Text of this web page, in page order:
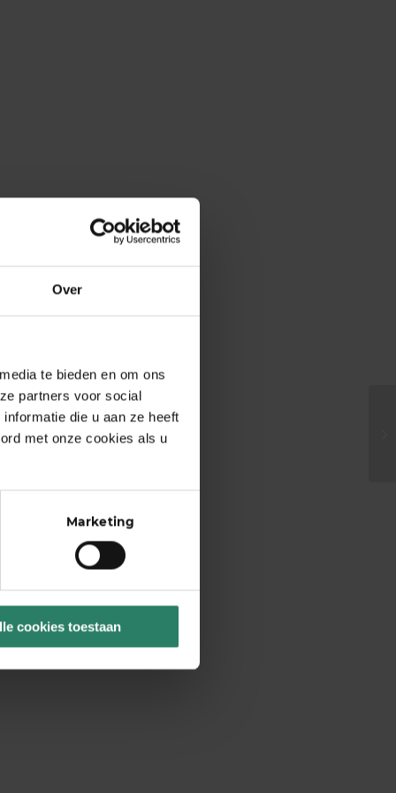
Over
te bieden en om ons
partners voor social
die u aan ze heeft
met onze cookies als u
Marketing
cookies toestaan